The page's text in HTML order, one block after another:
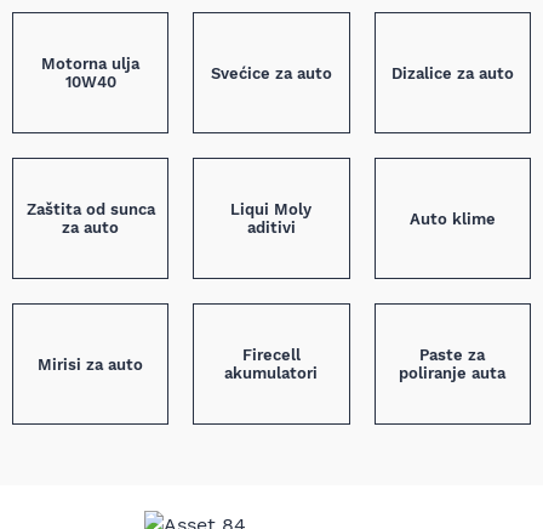
Motorna ulja
10W40
Svećice za auto Dizalice za auto
Zaštita od sunca
za auto
Liqui Moly
aditivi
Auto klime
Mirisi za auto
Firecell
akumulatori
Paste za
poliranje auta